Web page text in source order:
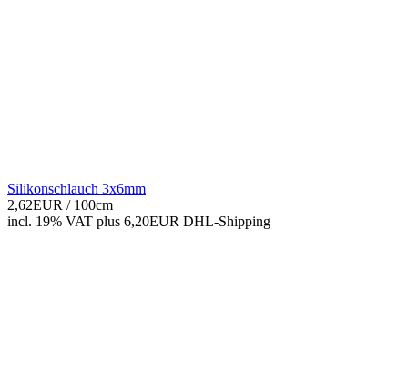
Silikonschlauch 3x6mm
2,62EUR / 100cm
incl. 19% VAT plus 6,20EUR DHL-Shipping